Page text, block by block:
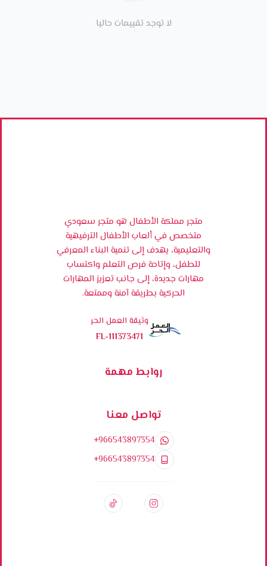
لا توجد تقييمات حاليا
متجر مملكة الأطفال هو متجر سعودي
متخصص في ألعاب الأطفال الترفيهية
والتعليمية، يهدف إلى تنمية البناء المعرفي
للطفل، وإتاحة فرص التعلم واكتساب
مهارات جديدة، إلى جانب تعزيز المهارات
الحركية بطريقة آمنة وممتعة.
وثيقة العمل الحر
FL-111373471
روابط مهمة
تواصل معنا
+966543897354
+966543897354